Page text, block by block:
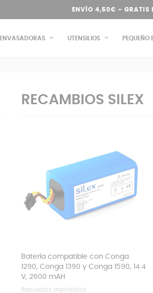
ENVÍO 4,50€ - GRATIS
ENVASADORAS UTENSILIOS PEQUEÑO
RECAMBIOS SILEX
Batería compatible con Conga
1290, Conga 1390 y Conga 1590, 14.4
V, 2600 mAH
Repuestos aspiradora